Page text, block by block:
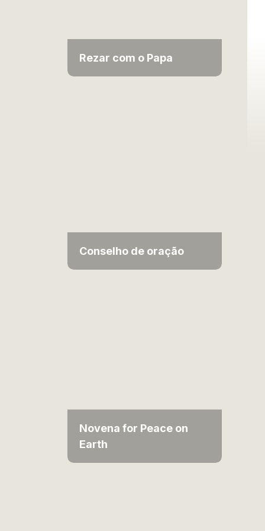
Rezar com o Papa
Conselho de oração
Novena for Peace on
Earth